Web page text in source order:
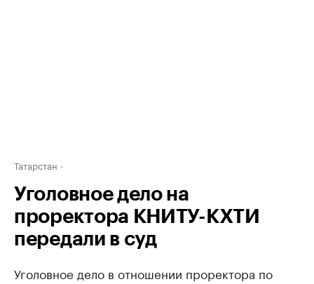
Татарстан
Уголовное дело на
проректора КНИТУ-КХТИ
передали в суд
Уголовное дело в отношении проректора по